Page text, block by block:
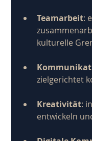
Teamarbeit:
kulturelle
zielgerichtet
Kreativität:
entwickeln